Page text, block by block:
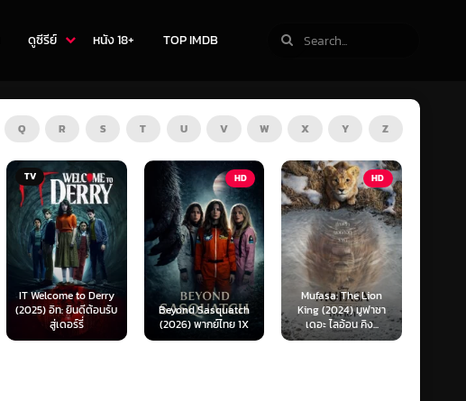
ดูซีรีย์ หนัง 18+ TOP IMDB
Q R S T U V W X Y Z
HD
Beyond Sasquatch
(2026) พากย์ไทย 1X
HD
Mufasa: The Lion
King (2024) มูฟาซา
เดอะ ไลอ้อน คิง...
ZOOM
Obsession (2026)
สาปรักคลั่งหลอน
(SoundTrack) 1X